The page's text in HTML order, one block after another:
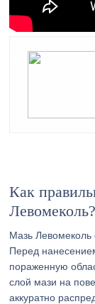
Как
Левомеколь?
Мазь Левомеколь
Перед
пораженную
слой мази на
аккуратно